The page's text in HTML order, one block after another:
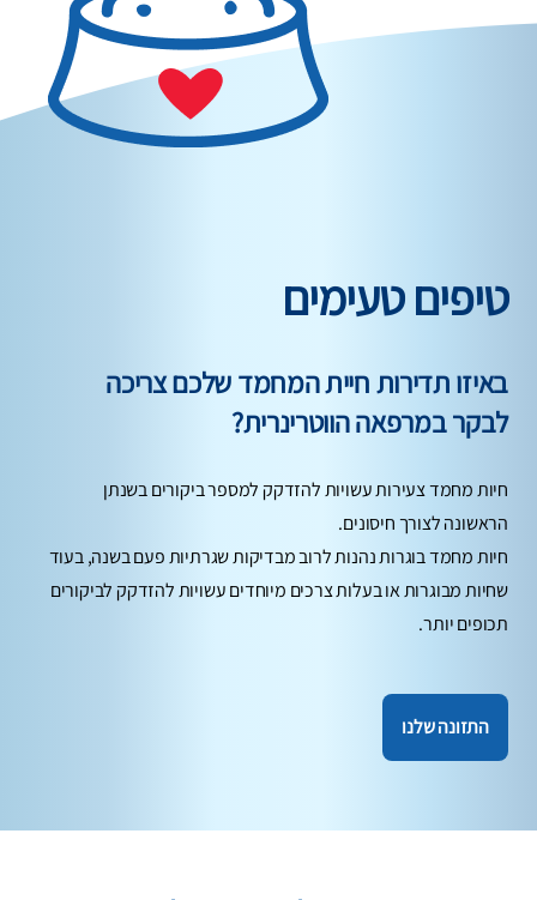
טיפים טעימים
באיזו תדירות חיית המחמד שלכם צריכה
לבקר במרפאה הווטרינרית?
חיות מחמד צעירות עשויות להזדקק למספר ביקורים בשנתן
הראשונה לצורך חיסונים.
חיות מחמד בוגרות נהנות לרוב מבדיקות שגרתיות פעם בשנה, בעוד
שחיות מבוגרות או בעלות צרכים מיוחדים עשויות להזדקק לביקורים
תכופים יותר.
התזונה שלנו